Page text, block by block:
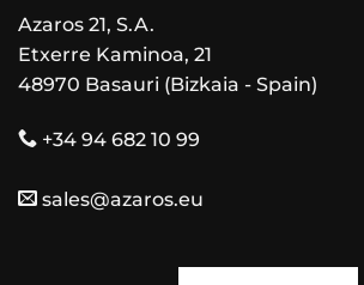
Azaros 21, S.A.
Etxerre Kaminoa, 21
48970 Basauri (Bizkaia - Spain)
+34 94 682 10 99
sales@azaros.eu